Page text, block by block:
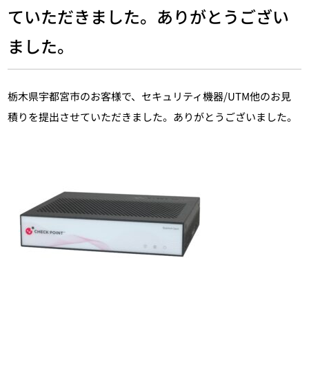
ていただきました。ありがとうござい
ました。
栃木県宇都宮市のお客様で、セキュリティ機器/UTM他のお見
積りを提出させていただきました。ありがとうございました。